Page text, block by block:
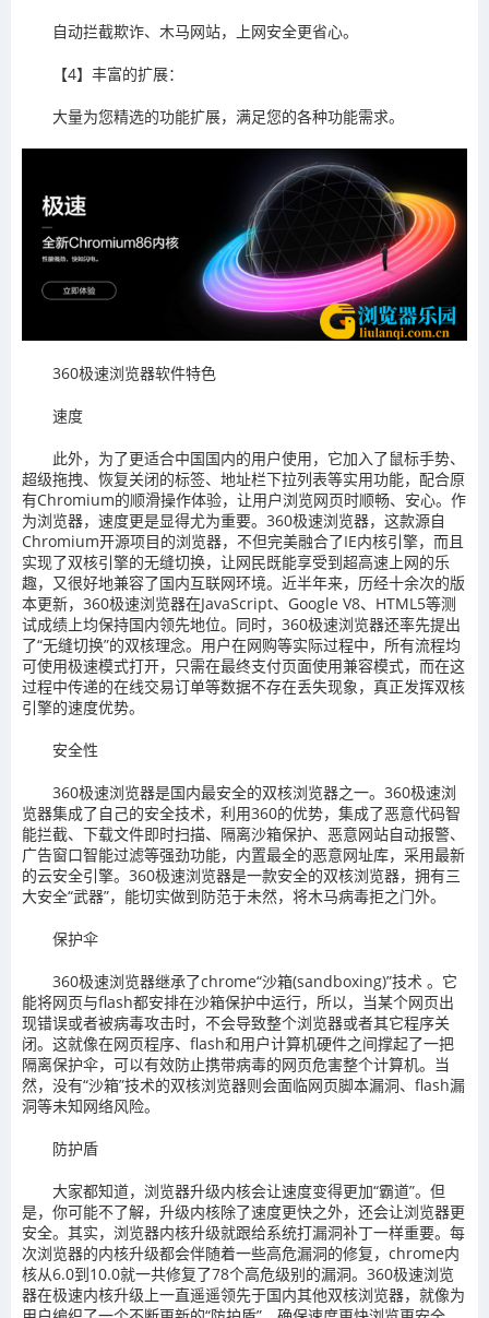
自动拦截欺诈、木马网站，上网安全更省心。
【4】丰富的扩展：
大量为您精选的功能扩展，满足您的各种功能需求。
360极速浏览器软件特色
速度
此外，为了更适合中国国内的用户使用，它加入了鼠标手势、
超级拖拽、恢复关闭的标签、地址栏下拉列表等实用功能，配合原
有Chromium的顺滑操作体验，让用户浏览网页时顺畅、安心。作
为浏览器，速度更是显得尤为重要。360极速浏览器，这款源自
Chromium开源项目的浏览器，不但完美融合了IE内核引擎，而且
实现了双核引擎的无缝切换，让网民既能享受到超高速上网的乐
趣，又很好地兼容了国内互联网环境。近半年来，历经十余次的版
本更新，360极速浏览器在JavaScript、Google V8、HTML5等测
试成绩上均保持国内领先地位。同时，360极速浏览器还率先提出
了“无缝切换”的双核理念。用户在网购等实际过程中，所有流程均
可使用极速模式打开，只需在最终支付页面使用兼容模式，而在这
过程中传递的在线交易订单等数据不存在丢失现象，真正发挥双核
引擎的速度优势。
安全性
360极速浏览器是国内最安全的双核浏览器之一。360极速浏
览器集成了自己的安全技术，利用360的优势，集成了恶意代码智
能拦截、下载文件即时扫描、隔离沙箱保护、恶意网站自动报警、
广告窗口智能过滤等强劲功能，内置最全的恶意网址库，采用最新
的云安全引擎。360极速浏览器是一款安全的双核浏览器，拥有三
大安全“武器”，能切实做到防范于未然，将木马病毒拒之门外。
保护伞
360极速浏览器继承了chrome“沙箱(sandboxing)”技术 。它
能将网页与flash都安排在沙箱保护中运行，所以，当某个网页出
现错误或者被病毒攻击时，不会导致整个浏览器或者其它程序关
闭。这就像在网页程序、flash和用户计算机硬件之间撑起了一把
隔离保护伞，可以有效防止携带病毒的网页危害整个计算机。当
然，没有“沙箱”技术的双核浏览器则会面临网页脚本漏洞、flash漏
洞等未知网络风险。
防护盾
大家都知道，浏览器升级内核会让速度变得更加“霸道”。但
是，你可能不了解，升级内核除了速度更快之外，还会让浏览器更
安全。其实，浏览器内核升级就跟给系统打漏洞补丁一样重要。每
次浏览器的内核升级都会伴随着一些高危漏洞的修复，chrome内
核从6.0到10.0就一共修复了78个高危级别的漏洞。360极速浏览
器在极速内核升级上一直遥遥领先于国内其他双核浏览器，就像为